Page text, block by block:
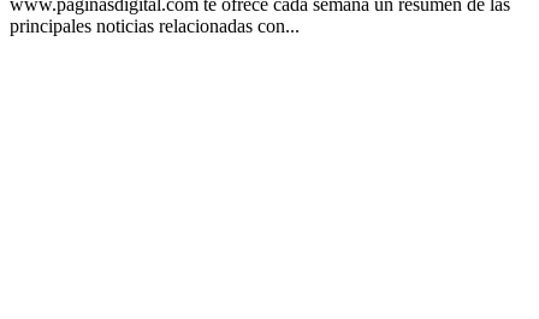
principales noticias relacionadas con...